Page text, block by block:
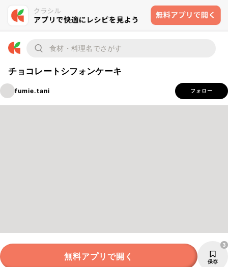
チョコレートシフォンケーキ
fumie.tani フォロー
無料アプリで開く 保存
3